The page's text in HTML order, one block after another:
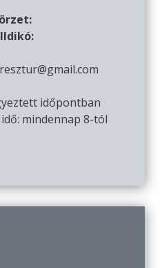
időpontban
mindennap 8-tól